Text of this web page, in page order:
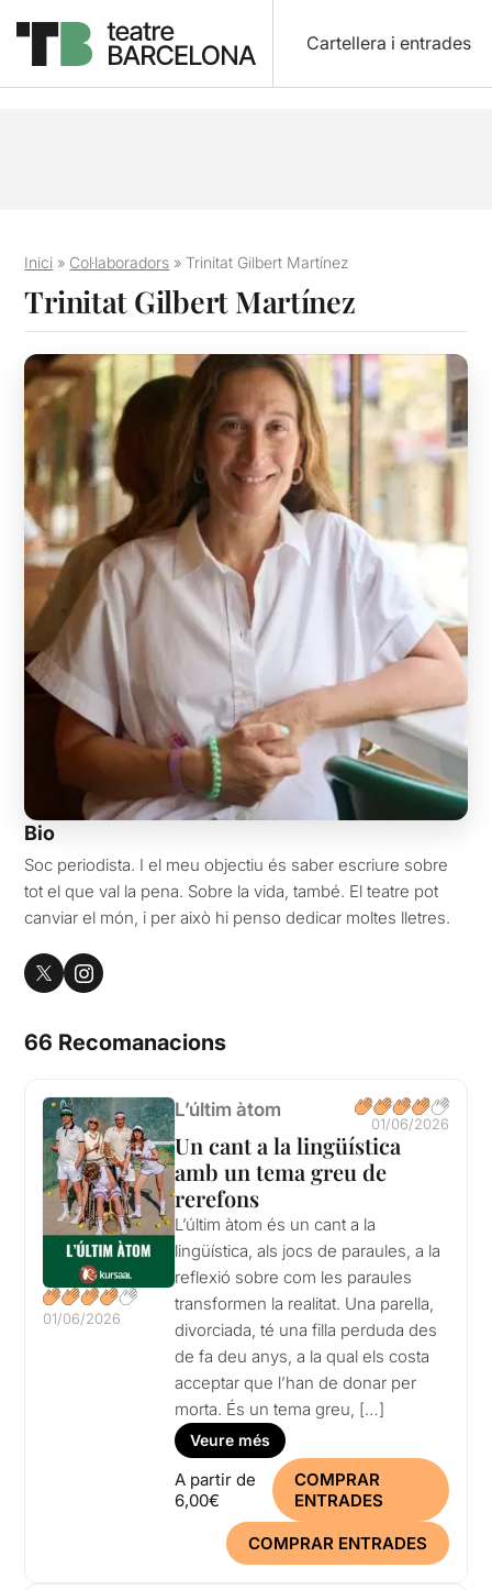
Cartellera i entrades
Inici » Col·laboradors »Trinitat Gilbert Martínez
Trinitat Gilbert Martínez
Bio
Soc periodista. I el meu objectiu és saber escriure sobre
tot el que val la pena. Sobre la vida, també. El teatre pot
canviar el món, i per això hi penso dedicar moltes lletres.
66 Recomanacions
01/06/2026
L’últim àtom
01/06/2026
Un cant a la lingüística
amb un tema greu de
rerefons
L’últim àtom és un cant a la
lingüística, als jocs de paraules, a la
reflexió sobre com les paraules
transformen la realitat. Una parella,
divorciada, té una filla perduda des
de fa deu anys, a la qual els costa
acceptar que l’han de donar per
morta. És un tema greu, […]
Veure més
A partir de
6,00€
COMPRAR
ENTRADES
COMPRAR ENTRADES